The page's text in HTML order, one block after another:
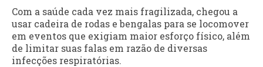
Com a saúde cada vez mais fragilizada, chegou a
usar cadeira de rodas e bengalas para se locomover
em eventos que exigiam maior esforço físico, além
de limitar suas falas em razão de diversas
infecções respiratórias.